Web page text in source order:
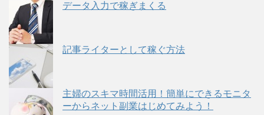
データ入力で稼ぎまくる
記事ライターとして稼ぐ方法
主婦のスキマ時間活用！簡単にできるモニタ
ーからネット副業はじめてみよう！